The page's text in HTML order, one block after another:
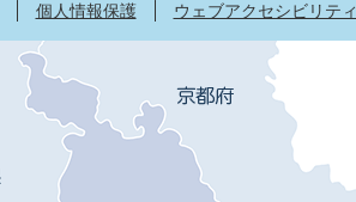
個人情報保護 ウェブアクセシビリティ